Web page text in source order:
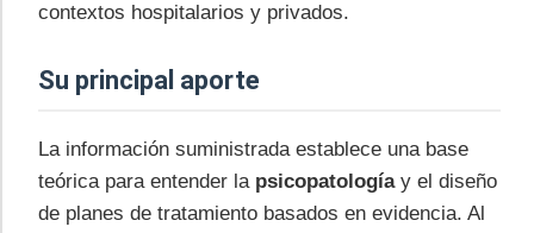
contextos hospitalarios y privados.
Su principal aporte
La información suministrada establece una base
teórica para entender la psicopatologíay el diseño
de planes de tratamiento basados en evidencia. Al